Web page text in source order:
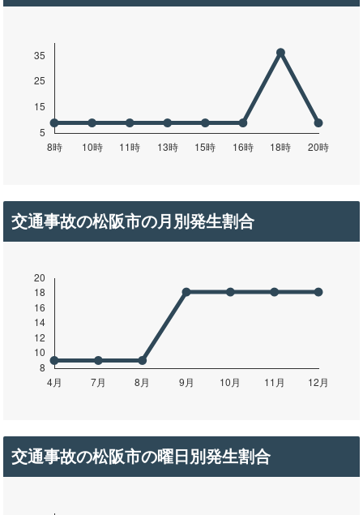
交通事故の松阪市の月別発生割合
交通事故の松阪市の曜日別発生割合